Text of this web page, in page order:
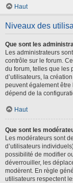
Haut
Niveaux des
Que sont les
Les administrateurs
contrôle sur le forum.
du forum, telles que les
d’utilisateurs, la
peuvent également être
dépend de la
Haut
Que sont les
Les modérateurs sont
d’utilisateurs
possibilité de modifier
déverrouiller, les
modèrent. En règle
utilisateurs respectent